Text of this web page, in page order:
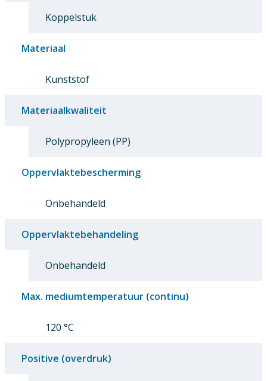
Koppelstuk
Materiaal
Kunststof
Materiaalkwaliteit
Polypropyleen (PP)
Oppervlaktebescherming
Onbehandeld
Oppervlaktebehandeling
Onbehandeld
Max. mediumtemperatuur (continu)
120 °C
Positive (overdruk)